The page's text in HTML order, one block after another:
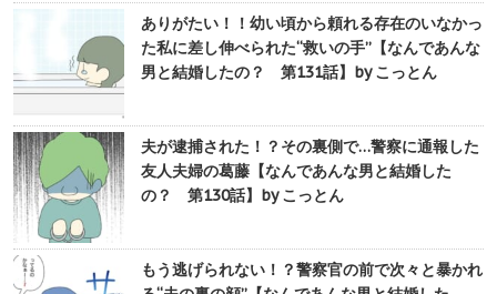
ありがたい！！幼い頃から頼れる存在のいなかっ
た私に差し伸べられた“救いの手”【なんであんな
男と結婚したの？ 第131話】by こっとん
夫が逮捕された！？その裏側で…警察に通報した
友人夫婦の葛藤【なんであんな男と結婚した
の？ 第130話】by こっとん
もう逃げられない！？警察官の前で次々と暴かれ